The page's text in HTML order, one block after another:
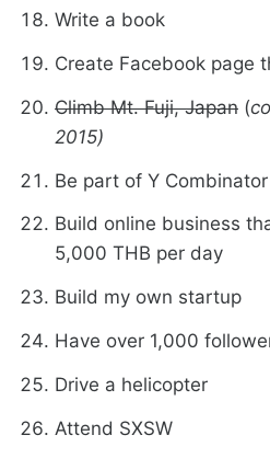
Write a book
Create Facebook page
Climb Mt. Fuji, Japan (
2015)
Be part of Y
Build online business
5,000 THB per day
Build my own startup
Have over 1,000
Drive a helicopter
Attend SXSW